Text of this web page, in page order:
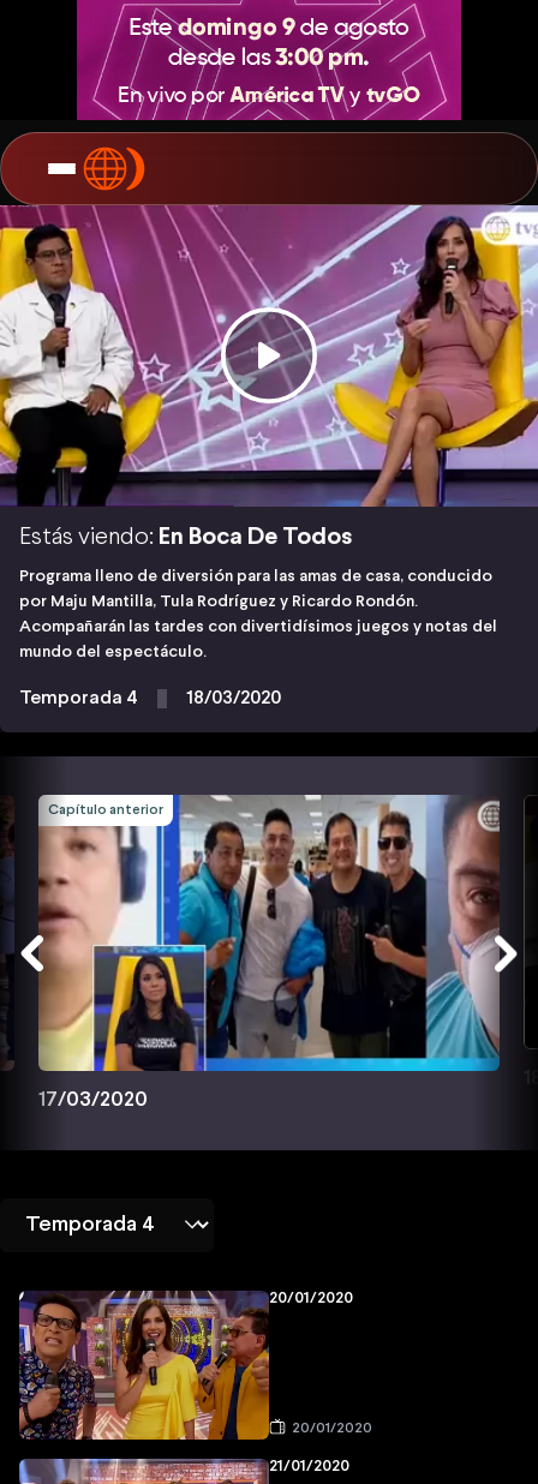
Estás viendo: En Boca De Todos
Programa lleno de diversión para las amas de casa, conducido
por Maju Mantilla, Tula Rodríguez y Ricardo Rondón.
Acompañarán las tardes con divertidísimos juegos y notas del
mundo del espectáculo.
Temporada 4 18/03/2020
Capítulo anterior
17/03/2020
20/01/2020
20/01/2020
21/01/2020